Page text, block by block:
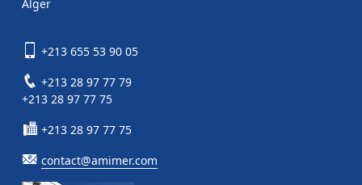
Alger
+213 655 53 90 05
+213 28 97 77 79
+213 28 97 77 75
+213 28 97 77 75
contact@amimer.com